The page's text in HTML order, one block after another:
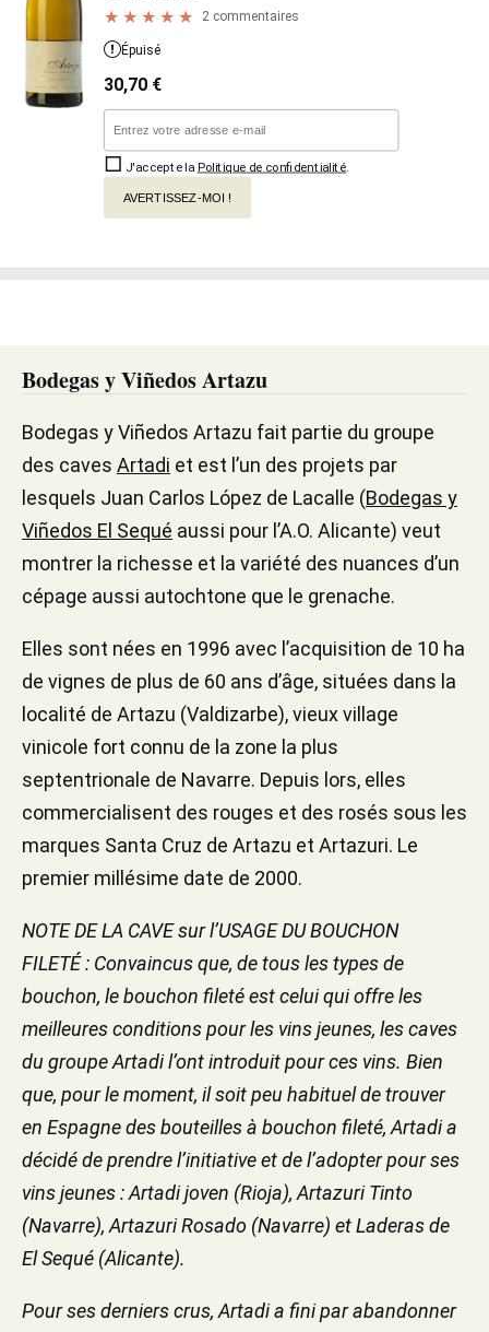
2 commentaires
Épuisé
30,70 €
J'accepte la Politique de confidentialité
AVERTISSEZ-MOI !
Bodegas y Viñedos Artazu
Bodegas y Viñedos Artazu fait partie du groupe
des caves Artadi et est l’un des projets par
lesquels Juan Carlos López de Lacalle (Bodegas y
Viñedos El Sequé aussi pour l’A.O. Alicante) veut
montrer la richesse et la variété des nuances d’un
cépage aussi autochtone que le grenache.
Elles sont nées en 1996 avec l’acquisition de 10 ha
de vignes de plus de 60 ans d’âge, situées dans la
localité de Artazu (Valdizarbe), vieux village
vinicole fort connu de la zone la plus
septentrionale de Navarre. Depuis lors, elles
commercialisent des rouges et des rosés sous les
marques Santa Cruz de Artazu et Artazuri. Le
premier millésime date de 2000.
NOTE DE LA CAVE sur l’USAGE DU BOUCHON
FILETÉ : Convaincus que, de tous les types de
bouchon, le bouchon fileté est celui qui offre les
meilleures conditions pour les vins jeunes, les caves
du groupe Artadi l’ont introduit pour ces vins. Bien
que, pour le moment, il soit peu habituel de trouver
en Espagne des bouteilles à bouchon fileté, Artadi a
décidé de prendre l’initiative et de l’adopter pour ses
vins jeunes : Artadi joven (Rioja), Artazuri Tinto
(Navarre), Artazuri Rosado (Navarre) et Laderas de
El Sequé (Alicante).
Pour ses derniers crus, Artadi a fini par abandonner